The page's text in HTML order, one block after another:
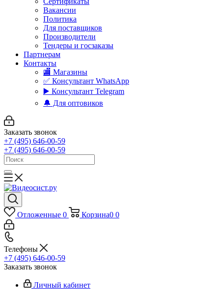
Вакансии
Политика
Для поставщиков
Производители
Тендеры и госзаказы
Партнерам
Контакты
🏬 Магазины
✅️ Консультант WhatsApp
▶️ Консультант Telegram
🔔 Для оптовиков
Заказать звонок
+7 (495) 646-00-59
+7 (495) 646-00-59
Отложенные 0 Корзина0 0
Телефоны
+7 (495) 646-00-59
Заказать звонок
Личный кабинет